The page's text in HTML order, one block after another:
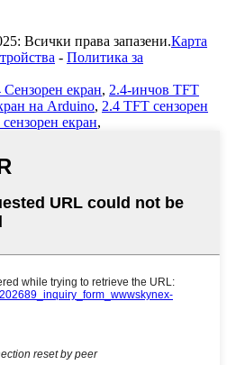
Всички права запазени.Карта
- Политика за
Сензорен екран, 2.4-инчов TFT
на Arduino, 2.4 TFT сензорен
екран,